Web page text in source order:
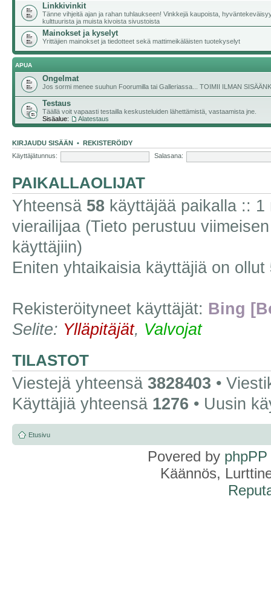
Linkkivinkit
Tänne vihjeitä ajan ja rahan tuhlaukseen! Vinkkejä kaupoista,
kulttuurista ja muista kivoista sivustoista
Mainokset ja kyselyt
Yrittäjien mainokset ja tiedotteet sekä mattimeikäläisten tuotekyselyt
APUA
Ongelmat
Jos sormi menee suuhun Foorumilla tai Galleriassa... TOIMII ILMAN
Testaus
Täällä voit vapaasti testailla keskusteluiden lähettämistä, vastaamista jne.
Sisäalue:
Alatestaus
KIRJAUDU SISÄÄN • REKISTERÖIDY
Käyttäjätunnus:
Salasana:
PAIKALLAOLIJAT
Yhteensä 58 käyttäjää paikalla ::
vierailijaa (Tieto perustuu
käyttäjiin)
Eniten yhtaikaisia käyttäjiä on ollut
Rekisteröityneet käyttäjät: Bing
Selite: Ylläpitäjät, Valvojat
TILASTOT
Viestejä yhteensä 3828403 •
Käyttäjiä yhteensä 1276 • Uusin
Etusivu
Povered by phpPP
Käännös,